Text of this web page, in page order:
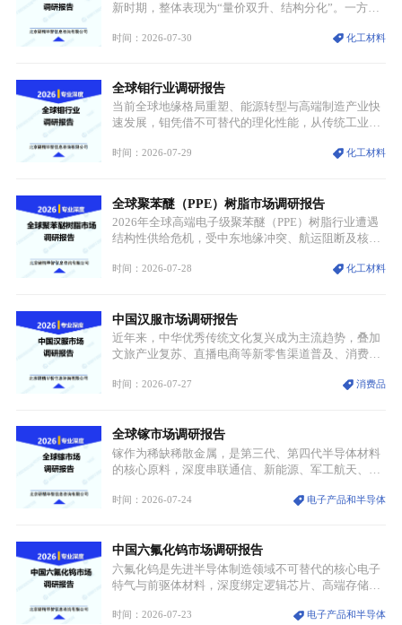
迭代、再生镍加速补位”的全新格局。
新时期，整体表现为“量价双升、结构分化”。一方面
持续扩张；另一方面产品、需求、应用场景呈现明显
体规模扩张，高附加值领域与规模化工业应用形成两
大独立增长体系。
时间：2026-07-30 化工材料
全球钼行业调研报告
当前全球地缘格局重塑、能源转型与高端制造产业快
速发展，钼凭借不可替代的理化性能，从传统工业金
需格局重构、价值体系重估的新阶段。钼是典型难熔
贯穿传统工业、高端制造、军工、新能源等多个核心
产业，成为现代工业体系中不可或缺的基础材料。
时间：2026-07-29 化工材料
全球聚苯醚（PPE）树脂市场调研报告
2026年全球高端电子级聚苯醚（PPE）树脂行业遭遇
结构性供给危机，受中东地缘冲突、航运阻断及核心
停产，行业长期维持寡头垄断的供应链格局彻底瓦
价无市”的供给真空，并沿高频覆铜板、PCB电路板向
AI服务器、5G基站等高端电子终端持续传导，全产业
链生产、成本、交付均承受巨大压力。
时间：2026-07-28 化工材料
中国汉服市场调研报告
近年来，中华优秀传统文化复兴成为主流趋势，叠加
文旅产业复苏、直播电商等新零售渠道普及、消费群
服不再局限于传统节日、古风活动等小众场景，逐步
重要载体。同时，行业标准落地、生产技术升级、原
创设计能力提升，进一步夯实产业发展根基，吸引传
统服饰品牌、文旅企业等跨界入局，市场活力持续释
时间：2026-07-27 消费品
全球镓市场调研报告
镓作为稀缺稀散金属，是第三代、第四代半导体材料
的核心原料，深度串联通信、新能源、军工航天、光
与大国科技博弈的关键战略资源。镓并非传统大宗金
领域渗透”的战略体系，成为全球科技产业运转的刚
需资源。
时间：2026-07-24 电子产品和半导体
中国六氟化钨市场调研报告
六氟化钨是先进半导体制造领域不可替代的核心电子
特气与前驱体材料，深度绑定逻辑芯片、高端存储芯
沉积（CVD）、原子层沉积（ALD）工艺专用前驱体
时间：2026-07-23 电子产品和半导体